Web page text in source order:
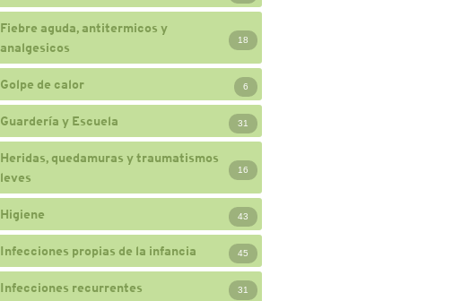
Fiebre aguda, antitermicos y
analgesicos
18
Golpe de calor 6
Guardería y Escuela 31
Heridas, quedamuras y traumatismos
leves
16
Higiene 43
Infecciones propias de la infancia 45
Infecciones recurrentes 31